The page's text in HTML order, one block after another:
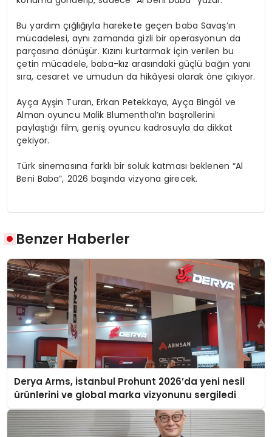
Bu yardım çığlığıyla harekete geçen baba Savaş’ın
mücadelesi, aynı zamanda gizli bir operasyonun da
parçasına dönüşür. Kızını kurtarmak için verilen bu
çetin mücadele, baba-kız arasındaki güçlü bağın yanı
sıra, cesaret ve umudun da hikâyesi olarak öne çıkıyor.
Ayça Ayşin Turan, Erkan Petekkaya, Ayça Bingöl ve
Alman oyuncu Malik Blumenthal’ın başrollerini
paylaştığı film, geniş oyuncu kadrosuyla da dikkat
çekiyor.
Türk sinemasına farklı bir soluk katması beklenen “Al
Beni Baba”, 2026 başında vizyona girecek.
Benzer Haberler
Derya Arms, İstanbul Prohunt 2026’da yeni nesil
ürünlerini ve global marka vizyonunu sergiledi